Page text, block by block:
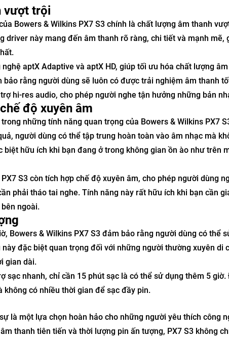
vượt trội
Bowers & Wilkins PX7 S3 chính là chất lượng âm thanh
driver này mang đến âm thanh rõ ràng, chi tiết và mạnh
aptX Adaptive và aptX HD, giúp tối ưu hóa chất lượng
bảo rằng người dùng sẽ luôn có được trải nghiệm âm thanh
hi-res audio, cho phép người nghe tận hưởng những bản
độ xuyên âm
những tính năng quan trọng của Bowers & Wilkins PX7
người dùng có thể tập trung hoàn toàn vào âm nhạc mà
hữu ích khi bạn đang ở trong không gian ồn ào như trên
S3 còn tích hợp chế độ xuyên âm, cho phép người dùng
phải tháo tai nghe. Tính năng này rất hữu ích khi bạn cần
ngoài.
Bowers & Wilkins PX7 S3 đảm bảo rằng người dùng có thể
đặc biệt quan trọng đối với những người thường xuyên di
gian dài.
sạc nhanh, chỉ cần 15 phút sạc là có thể sử dụng thêm 5
không có nhiều thời gian để sạc đầy pin.
là một lựa chọn hoàn hảo cho những người yêu thích công
thanh tiên tiến và thời lượng pin ấn tượng, PX7 S3 không